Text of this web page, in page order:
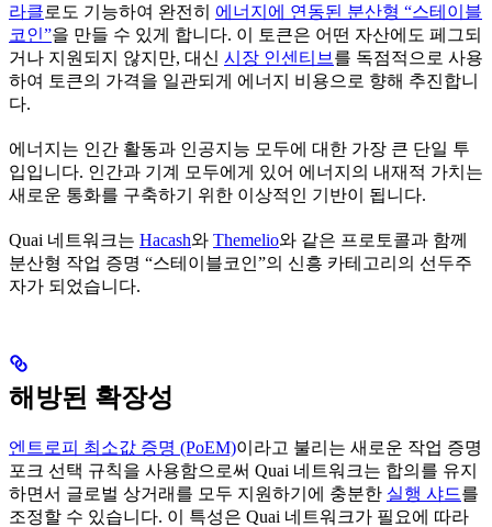
라클로도 기능하여 완전히 에너지에 연동된 분산형 “스테이블
코인”을 만들 수 있게 합니다. 이 토큰은 어떤 자산에도 페그되
거나 지원되지 않지만, 대신 시장 인센티브 를 독점적으로 사용
하여 토큰의 가격을 일관되게 에너지 비용으로 향해 추진합니
다.
에너지는 인간 활동과 인공지능 모두에 대한 가장 큰 단일 투
입입니다. 인간과 기계 모두에게 있어 에너지의 내재적 가치는
새로운 통화를 구축하기 위한 이상적인 기반이 됩니다.
Quai 네트워크는 Hacash와 Themelio와 같은 프로토콜과 함께
분산형 작업 증명 “스테이블코인”의 신흥 카테고리의 선두주
자가 되었습니다.
해방된 확장성
엔트로피 최소값 증명 (PoEM)이라고 불리는 새로운 작업 증명
포크 선택 규칙을 사용함으로써 Quai 네트워크는 합의를 유지
하면서 글로벌 상거래를 모두 지원하기에 충분한 실행 샤드를
조정할 수 있습니다. 이 특성은 Quai 네트워크가 필요에 따라